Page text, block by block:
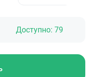
Доступно: 79